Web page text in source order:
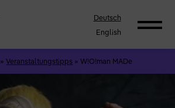
Deutsch
English
»Veranstaltungstipps »W!O!man MADe